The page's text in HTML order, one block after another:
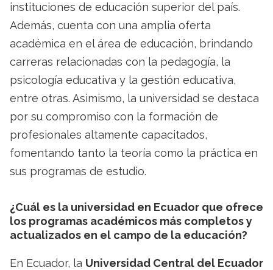
instituciones de educación superior del país.
Además, cuenta con una amplia oferta
académica en el área de educación, brindando
carreras relacionadas con la pedagogía, la
psicología educativa y la gestión educativa,
entre otras. Asimismo, la universidad se destaca
por su compromiso con la formación de
profesionales altamente capacitados,
fomentando tanto la teoría como la práctica en
sus programas de estudio.
¿Cuál es la universidad en Ecuador que ofrece
los programas académicos más completos y
actualizados en el campo de la educación?
En Ecuador, la Universidad Central del Ecuador